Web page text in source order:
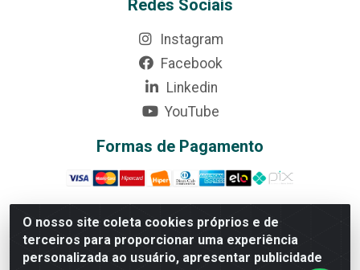
O nosso site coleta cookies próprios e de
terceiros para proporcionar uma experiência
personalizada ao usuário, apresentar publicidade
Redes Sociais
Instagram
Facebook
Linkedin
YouTube
Formas de Pagamento
Rede Brasil - Avenida Universitária, nº 3860, Jardim das
Américas II Etapa - Anápolis/GO - CEP 75070-415 -